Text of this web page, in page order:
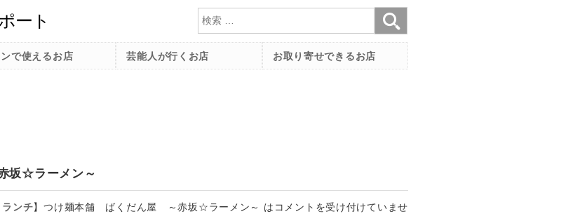
検索
坂☆ラーメン～
ランチ】つけ麺本舗 ばくだん屋 ～赤坂☆ラーメン～ は コメントを受け付けていませ
で使えるお店 芸能人が行くお店 お取り寄せできるお店